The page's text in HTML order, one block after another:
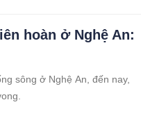
hoàn ở Nghệ An:
sông ở Nghệ An, đến nay,